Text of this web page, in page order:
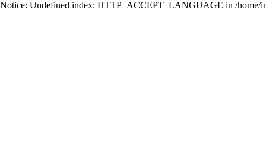
Notice: Undefined index: HTTP_ACCEPT_LANGUAGE in /home/